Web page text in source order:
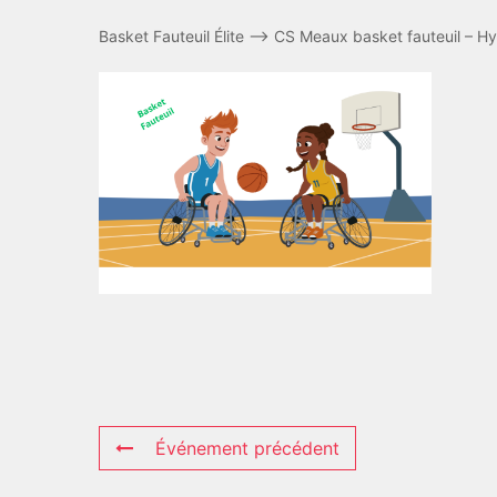
Basket Fauteuil Élite –> CS Meaux basket fauteuil –
Événement précédent